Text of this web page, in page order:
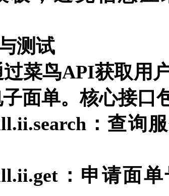
测试
菜鸟API获取用
面单。核心接口
：查询
：申请面